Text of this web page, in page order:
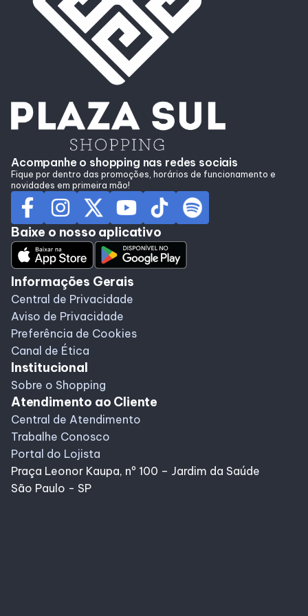
Delivery de Alimentação
Acompanhe o shopping nas redes sociais
Fique por dentro das promoções, horários de funcionamento e
novidades em primeira mão!
Baixe o nosso aplicativo
Informações Gerais
Central de Privacidade
Aviso de Privacidade
Preferência de Cookies
Canal de Ética
Institucional
Sobre o Shopping
Atendimento ao Cliente
Central de Atendimento
Trabalhe Conosco
Portal do Lojista
Praça Leonor Kaupa, nº 100 – Jardim da Saúde
São Paulo - SP